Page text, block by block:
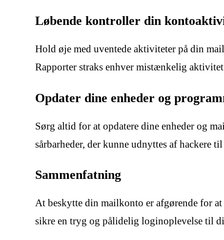
Løbende kontroller din
Hold øje med uventede aktiviteter på din
Rapporter straks enhver mistænkelig
Opdater dine enheder og
Sørg altid for at opdatere dine enheder og
sårbarheder, der kunne udnyttes af hackere
Sammenfatning
At beskytte din mailkonto er afgørende for
sikre en tryg og pålidelig loginoplevelse til